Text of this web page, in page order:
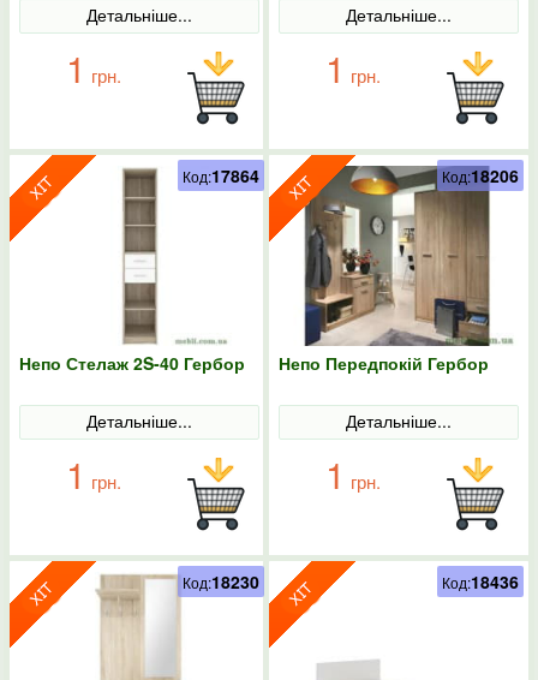
Детальніше...
1 грн.
Детальніше...
1 грн.
Непо Стелаж 2S-40 Гербор
Детальніше...
1 грн.
Код:17864
Непо Передпокій Гербор
Детальніше...
1 грн.
Код:18206
Код:18230 Код:18436